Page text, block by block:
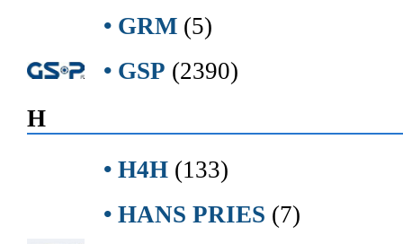
• GRM (5)
• GSP (2390)
H
• H4H (133)
• HANS PRIES (7)